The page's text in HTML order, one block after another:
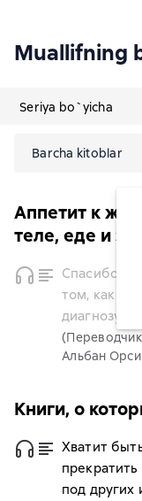
Muallifning
Seriya bo`yicha
Barcha kitoblar
Аппетит к
теле, еде и
Спасибо,
том, как я
диагнозу
Альбан
Книги, о
Хватит
под других